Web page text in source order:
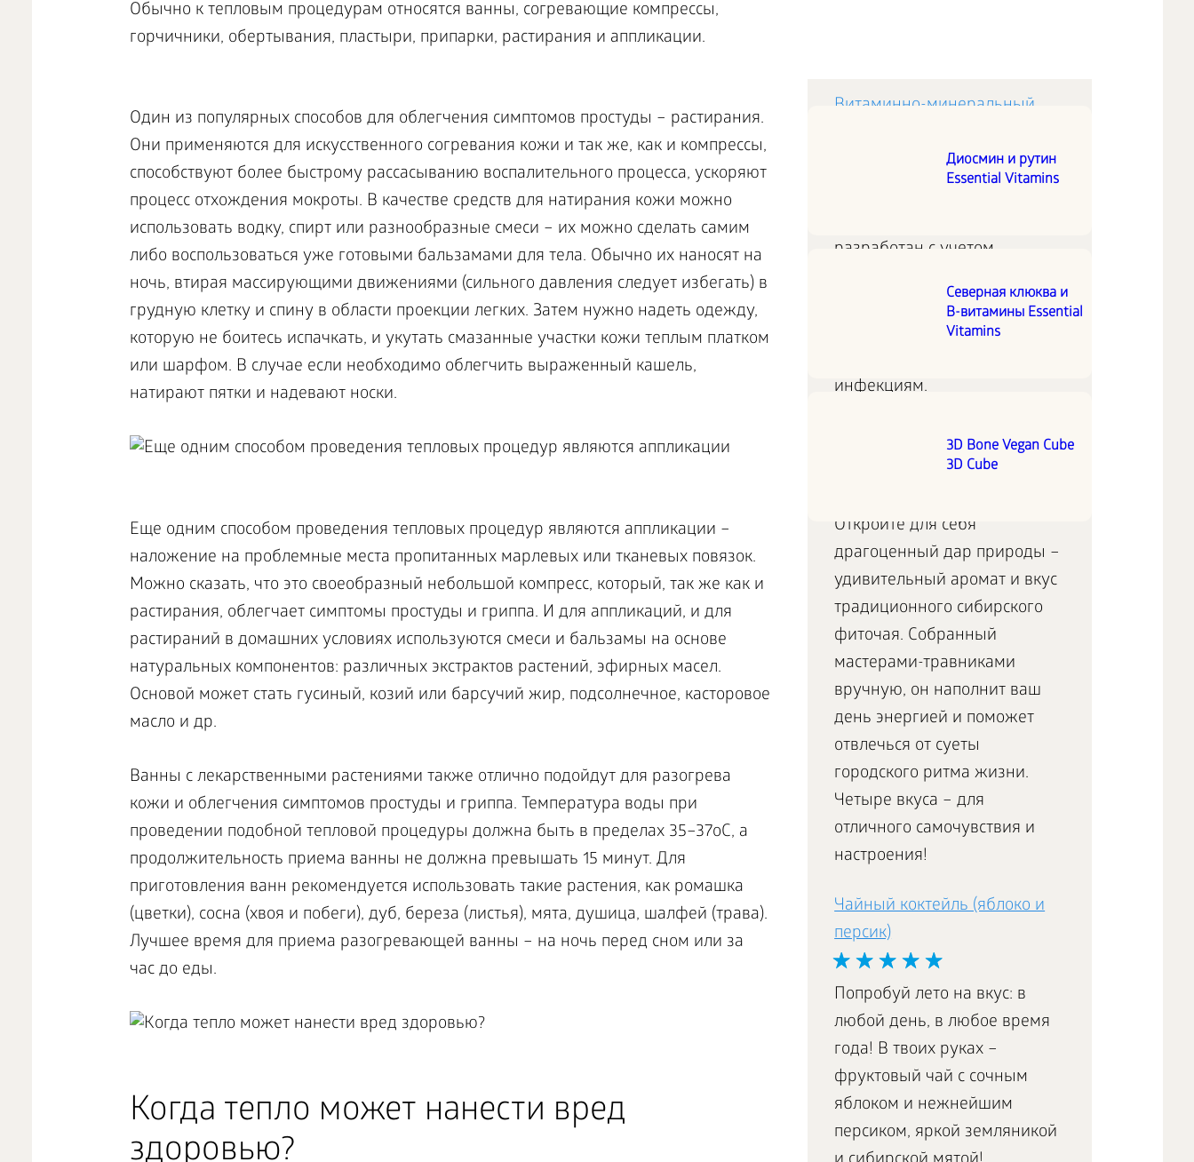
Обычно к тепловым процедурам относятся ванны, согревающие компрессы,
горчичники, обертывания, пластыри, припарки, растирания и аппликации.
Витаминно-минеральный
разработан с учетом
поддержания отличного
самочувствия и надежного
инфекциям.
Чайный набор Baikal Tea
Откройте для себя
драгоценный дар природы –
удивительный аромат и вкус
традиционного сибирского
фиточая. Собранный
мастерами-травниками
вручную, он наполнит ваш
день энергией и поможет
отвлечься от суеты
городского ритма жизни.
Четыре вкуса – для
отличного самочувствия и
настроения!
Чайный коктейль (яблоко и
персик)
Попробуй лето на вкус: в
любой день, в любое время
года! В твоих руках –
фруктовый чай с сочным
яблоком и нежнейшим
персиком, яркой земляникой
Диосмин и рутин
Essential Vitamins
Северная клюква и
В-витамины Essential
Vitamins
3D Bone Vegan Cube
3D Cube
Один из популярных способов для облегчения симптомов простуды – растирания.
Они применяются для искусственного согревания кожи и так же, как и компрессы,
способствуют более быстрому рассасыванию воспалительного процесса, ускоряют
процесс отхождения мокроты. В качестве средств для натирания кожи можно
использовать водку, спирт или разнообразные смеси – их можно сделать самим
либо воспользоваться уже готовыми бальзамами для тела. Обычно их наносят на
ночь, втирая массирующими движениями (сильного давления следует избегать) в
грудную клетку и спину в области проекции легких. Затем нужно надеть одежду,
которую не боитесь испачкать, и укутать смазанные участки кожи теплым платком
или шарфом. В случае если необходимо облегчить выраженный кашель,
натирают пятки и надевают носки.
Еще одним способом проведения тепловых процедур являются аппликации –
наложение на проблемные места пропитанных марлевых или тканевых повязок.
Можно сказать, что это своеобразный небольшой компресс, который, так же как и
растирания, облегчает симптомы простуды и гриппа. И для аппликаций, и для
растираний в домашних условиях используются смеси и бальзамы на основе
натуральных компонентов: различных экстрактов растений, эфирных масел.
Основой может стать гусиный, козий или барсучий жир, подсолнечное, касторовое
масло и др.
Ванны с лекарственными растениями также отлично подойдут для разогрева
кожи и облегчения симптомов простуды и гриппа. Температура воды при
проведении подобной тепловой процедуры должна быть в пределах 35–37оС, а
продолжительность приема ванны не должна превышать 15 минут. Для
приготовления ванн рекомендуется использовать такие растения, как ромашка
(цветки), сосна (хвоя и побеги), дуб, береза (листья), мята, душица, шалфей (трава).
Лучшее время для приема разогревающей ванны – на ночь перед сном или за
час до еды.
Когда тепло может нанести вред
здоровью?